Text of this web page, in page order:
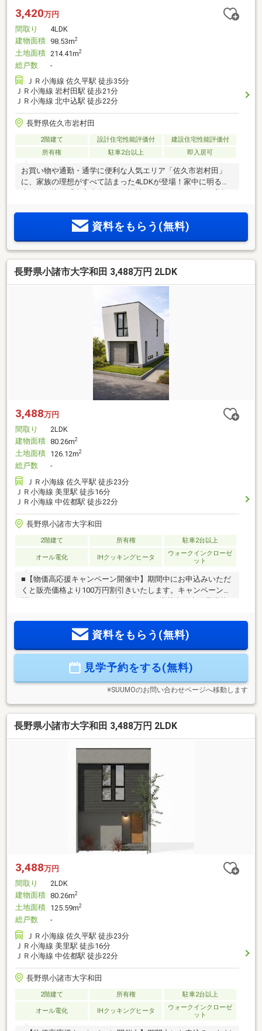
3,420万円
間取り
4LDK
建物面積 98.53m2
土地面積 214.41m2
総戸数
-
ＪＲ小海線 佐久平駅 徒歩35分
ＪＲ小海線 岩村田駅 徒歩21分
ＪＲ小海線 北中込駅 徒歩22分
長野県佐久市岩村田
2階建て 設計住宅性能評価付
建設住宅性能評価付
所有権
駐車2台以上 即入居可
お買い物や通勤・通学に便利な人気エリア「佐久市岩村田」
に、家族の理想がすべて詰まった4LDKが登場！家中に明るい
びのびと楽しめます。「カースペースはたっぷり3台分」を確
保しており、ご夫婦の車に加えて来客時や将来のお子様の車
接取引！売主直販だからできる価格と安心♪
資料をもらう(無料)
長野県小諸市大字和田 3,488万円 2LDK
3,488万円
間取り
2LDK
建物面積 80.26m2
土地面積 126.12m2
総戸数
-
ＪＲ小海線 佐久平駅 徒歩23分
ＪＲ小海線 美里駅 徒歩16分
ＪＲ小海線 中佐都駅 徒歩22分
長野県小諸市大字和田
2階建て 所有権 駐車2台以上
オール電化 IHクッキングヒータ
ウォークインクローゼ
ット
■【物価高応援キャンペーン開催中】期間中にお申込みいただ
くと販売価格より100万円割引きいたします。キャンペーン期
天候による■AB STYLE SW（スーパーウォール）工法の魅力と
は・デザイン＋高気密・高断熱・高耐震で60年無結露保証・
資料をもらう(無料)
見学予約をする(無料)
※SUUMOのお問い合わせページへ移動します
長野県小諸市大字和田 3,488万円 2LDK
3,488万円
間取り
2LDK
建物面積 80.26m2
土地面積 125.59m2
総戸数
-
ＪＲ小海線 佐久平駅 徒歩23分
ＪＲ小海線 美里駅 徒歩16分
ＪＲ小海線 中佐都駅 徒歩22分
長野県小諸市大字和田
2階建て 所有権 駐車2台以上
オール電化 IHクッキングヒータ
ウォークインクローゼ
ット